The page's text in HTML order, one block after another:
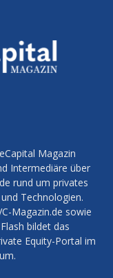
Magazin
Intermediäre über
rund um privates
Technologien.
Magazin.de sowie
bildet das
Equity-Portal im